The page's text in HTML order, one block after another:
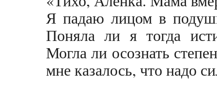
Я падаю лицом в
Поняла ли я тогда
Могла ли осознать
мне казалось, что надо